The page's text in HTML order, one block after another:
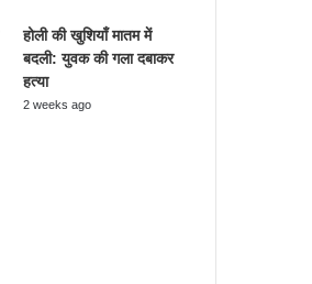
होली की खुशियाँ मातम में
बदली: युवक की गला दबाकर
हत्या
2 weeks ago